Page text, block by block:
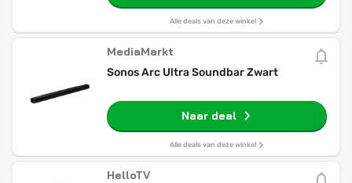
Alle deals van deze winkel
MediaMarkt
Sonos Arc Ultra Soundbar Zwart
Naar deal
Alle deals van deze winkel
HelloTV